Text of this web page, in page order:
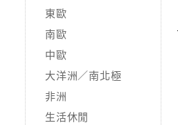
東歐
南歐
中歐
大洋洲／南北極
非洲
生活休閒